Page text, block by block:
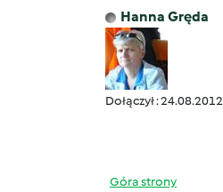
Hanna Gręda
Dołączył : 24.08.2012
Góra strony